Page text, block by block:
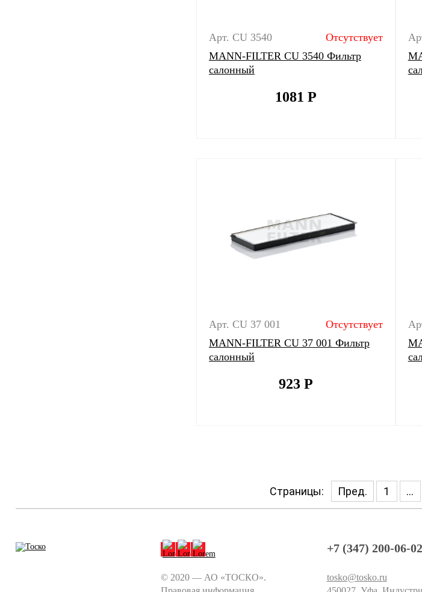
Арт. CU 3540
Отсутствует
MANN-FILTER CU 3540 Фильтр
салонный
1081 Р
Арт. CU 37 001
Отсутствует
MANN-FILTER CU 37 001 Фильтр
салонный
923 Р
Страницы: Пред. 1 ...
© 2020 — АО «ТОСКО».
+7 (347) 200-06-02
tosko@tosko.ru